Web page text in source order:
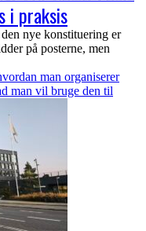
i praksis
nye konstituering er
på posterne, men
man organiserer
man vil bruge den til